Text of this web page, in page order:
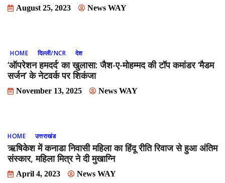
August 25, 2023 News WAY
HOME दिल्ली/NCR देश
‘ऑपरेशन हमदर्द’ का खुलासा: जैश-ए-मोहम्मद की टॉप कमांडर ‘मैडम
सर्जन’ के नेटवर्क पर शिकंजा
November 13, 2025 News WAY
HOME उत्तराखंड
ऋषिकेश में कनाडा निवासी महिला का हिंदू रीति रिवाज से हुआ अंतिम
संस्कार, महिला मित्र ने दी मुखाग्नि
April 4, 2023 News WAY